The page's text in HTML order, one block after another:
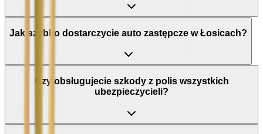
Jak szybko dostarczycie auto zastępcze w Łosicach?
Czy obsługujecie szkody z polis wszystkich
ubezpieczycieli?